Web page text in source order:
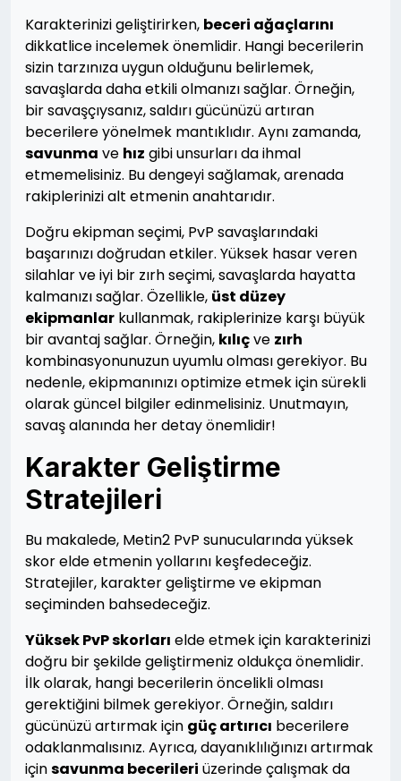
Karakterinizi geliştirirken, beceri ağaçlarını
dikkatlice incelemek önemlidir. Hangi becerilerin
sizin tarzınıza uygun olduğunu belirlemek,
savaşlarda daha etkili olmanızı sağlar. Örneğin,
bir savaşçıysanız, saldırı gücünüzü artıran
becerilere yönelmek mantıklıdır. Aynı zamanda,
savunma ve hız gibi unsurları da ihmal
etmemelisiniz. Bu dengeyi sağlamak, arenada
rakiplerinizi alt etmenin anahtarıdır.
Doğru ekipman seçimi, PvP savaşlarındaki
başarınızı doğrudan etkiler. Yüksek hasar veren
silahlar ve iyi bir zırh seçimi, savaşlarda hayatta
kalmanızı sağlar. Özellikle, üst düzey
ekipmanlar kullanmak, rakiplerinize karşı büyük
bir avantaj sağlar. Örneğin, kılıçve zırh
kombinasyonunuzun uyumlu olması gerekiyor. Bu
nedenle, ekipmanınızı optimize etmek için sürekli
olarak güncel bilgiler edinmelisiniz. Unutmayın,
savaş alanında her detay önemlidir!
Karakter Geliştirme
Stratejileri
Bu makalede, Metin2 PvP sunucularında yüksek
skor elde etmenin yollarını keşfedeceğiz.
Stratejiler, karakter geliştirme ve ekipman
seçiminden bahsedeceğiz.
Yüksek PvP skorları elde etmek için karakterinizi
doğru bir şekilde geliştirmeniz oldukça önemlidir.
İlk olarak, hangi becerilerin öncelikli olması
gerektiğini bilmek gerekiyor. Örneğin, saldırı
gücünüzü artırmak için güç artırıcı becerilere
odaklanmalısınız. Ayrıca, dayanıklılığınızı artırmak
içinsavunma becerileri üzerinde çalışmak da